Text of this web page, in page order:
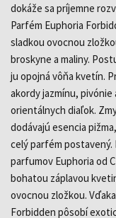
dokáže sa príjemne
Parfém Euphoria
sladkou ovocnou
broskyne a maliny.
ju opojná vôňa kvetín.
akordy jazmínu,
orientálnych diaľok.
dodávajú esencia
celý parfém
parfumov Euphoria od
bohatou záplavou
ovocnou zložkou.
Forbidden pôsobí